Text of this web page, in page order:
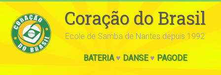
Coração do Brasil
Ecole de Samba de Nantes depuis 1992
BATERIA♥ DANSE♥ PAGODE